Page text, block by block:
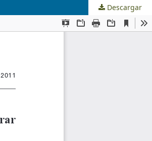
Descargar